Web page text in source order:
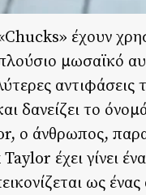
έχουν
μωσαϊκό
δανείζει το
ο άνθρωπος,
έχει γίνει
ως